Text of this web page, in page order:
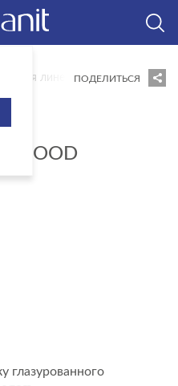
Новая линейка керамогранита -
ПОДЕЛИТЬСЯ
WOOD
глазурованного